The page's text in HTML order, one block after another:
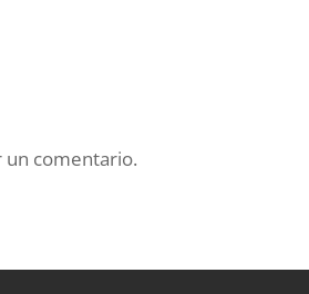
un comentario.